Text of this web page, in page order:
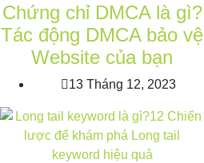
Chứng chỉ DMCA là gì?
Tác động DMCA bảo vệ
Website của bạn
13 Tháng 12, 2023